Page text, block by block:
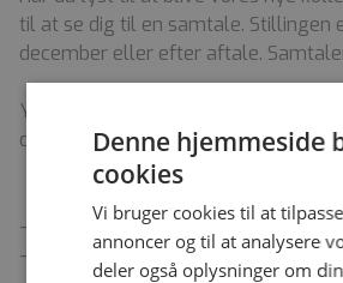
til at se dig til en samtale. Stillingen
december eller efter aftale.
Yderligere oplysninger kan fås ved
chefsygeplejerske Betina Bang på tlf.
-----------------------
Denne hjemmeside
cookies
Vi bruger cookies til at
annoncer og til at analysere
deler også oplysninger om